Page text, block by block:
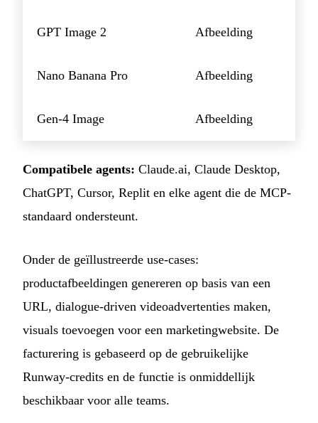
GPT Image 2 Afbeelding
Nano Banana Pro Afbeelding
Gen-4 Image Afbeelding
Compatibele agents: Claude.ai, Claude Desktop,
ChatGPT, Cursor, Replit en elke agent die de MCP-
standaard ondersteunt.
Onder de geïllustreerde use-cases:
productafbeeldingen genereren op basis van een
URL, dialogue-driven videoadvertenties maken,
visuals toevoegen voor een marketingwebsite. De
facturering is gebaseerd op de gebruikelijke
Runway-credits en de functie is onmiddellijk
beschikbaar voor alle teams.